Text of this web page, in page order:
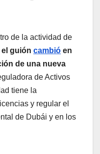
de la actividad de
el guión cambió en
de una nueva
de Activos
tiene la
y regular el
de Dubái y en los